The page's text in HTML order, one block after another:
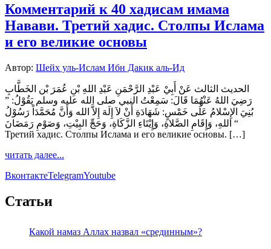
Комментарий к 40 хадисам имама
Навави. Третий хадис. Столпы Ислама
и его великие основы
Автор: Шейх уль-Ислам Ибн Дакик аль-Ид
الحديث الثالث عَنْ أَبِيْ عَبْدِ الرَّحْمَنِ عَبْدِ اللهِ بْنِ عُمَرَ بْن الخَطَّابِ
رَضِيَ اللهُ عَنْهُمَا قَالَ: سَمِعْتُ النبي صلى الله عليه وسلم يَقُوْلُ: ”
بُنِيَ الإِسْلامُ عَلَى خَمْسٍ: شَهَادَةِ أَنْ لاَ إِلَهَ إِلاَّ الله وَأَنَّ مُحَمَّدَاً رَسُوْلُ
اللهِ، وَإِقَامِ الصَّلاةِ، وَإِيْتَاءِ الزَّكَاةِ، وَحَجِّ البِيْتِ، وَصَوْمِ رَمَضَانَ “
Третий хадис. Столпы Ислама и его великие основы. […]
читать далее...
ВконтактеTelegramYoutube
Статьи
Какой намаз Аллах назвал «срединным»?